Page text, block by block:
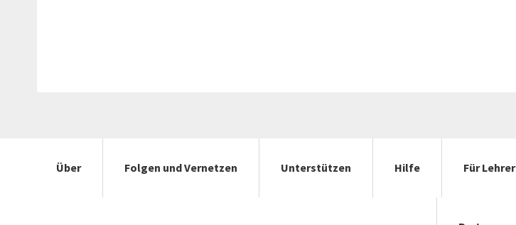
Über Folgen und Vernetzen Unterstützen Hilfe Für Lehrer